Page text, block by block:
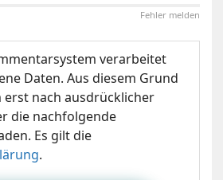
Fehler melden
verarbeitet
Daten. Aus diesem Grund
erst nach ausdrücklicher
die nachfolgende
Es gilt die
.